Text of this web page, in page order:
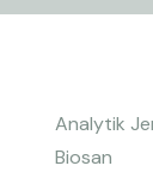
Analytik
Biosan